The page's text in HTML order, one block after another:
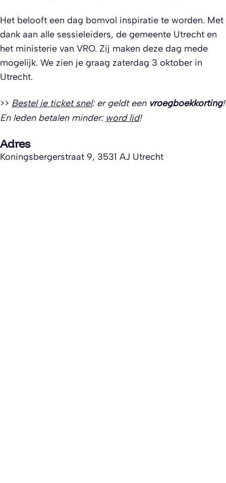
Het belooft een dag bomvol inspiratie te worden. Met
dank aan alle sessieleiders, de gemeente Utrecht en
het ministerie van VRO. Zij maken deze dag mede
mogelijk. We zien je graag zaterdag 3 oktober in
Utrecht.
>> Bestel je ticket snel: er geldt een vroegboekkorting!
En leden betalen minder: word lid!
Adres
Koningsbergerstraat 9, 3531 AJ Utrecht